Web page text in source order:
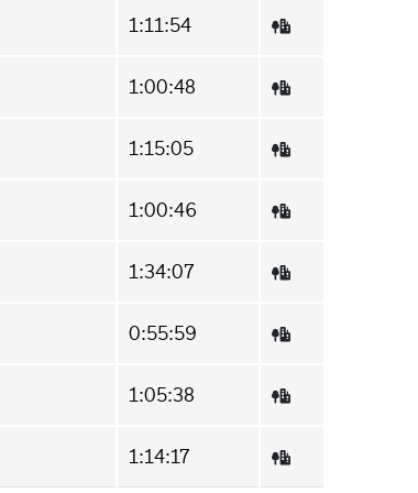
1:11:54
1:00:48
1:15:05
1:00:46
1:34:07
0:55:59
1:05:38
1:14:17